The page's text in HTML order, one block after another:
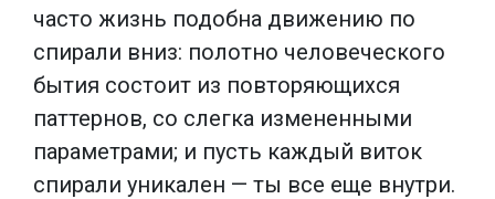
часто жизнь подобна движению по
спирали вниз: полотно человеческого
бытия состоит из повторяющихся
паттернов, со слегка измененными
параметрами; и пусть каждый виток
спирали уникален — ты все еще внутри.